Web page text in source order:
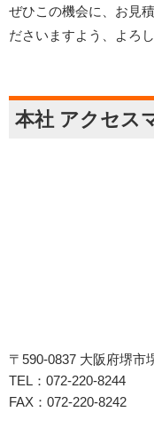
ぜひこの機会に、お見
ださいますよう、よろ
本社 アクセス
〒590-0837 大阪府堺市
TEL：072-220-8244
FAX：072-220-8242